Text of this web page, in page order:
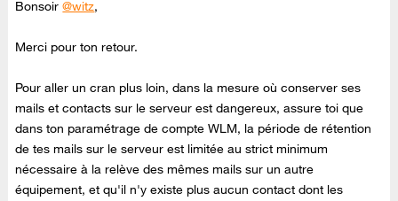
Bonsoir@witz,
Merci pour ton retour.
Pour aller un cran plus loin, dans la mesure où conserver ses
mails et contacts sur le serveur est dangereux, assure toi que
dans ton paramétrage de compte WLM, la période de rétention
de tes mails sur le serveur est limitée au strict minimum
nécessaire à la relève des mêmes mails sur un autre
équipement, et qu'il n'y existe plus aucun contact dont les